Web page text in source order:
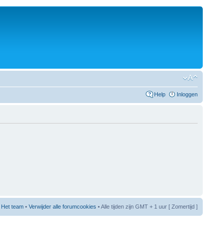
Help Inloggen
Het team • Verwijder alle forumcookies • Alle tijden zijn GMT + 1 uur [ Zomertijd ]